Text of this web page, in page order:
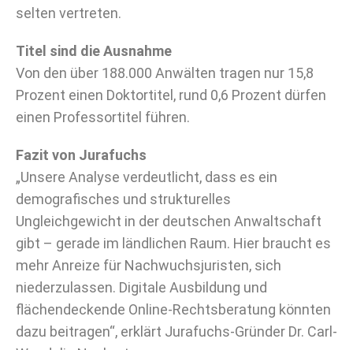
selten vertreten.
Titel sind die Ausnahme
Von den über 188.000 Anwälten tragen nur 15,8
Prozent einen Doktortitel, rund 0,6 Prozent dürfen
einen Professortitel führen.
Fazit von Jurafuchs
„Unsere Analyse verdeutlicht, dass es ein
demografisches und strukturelles
Ungleichgewicht in der deutschen Anwaltschaft
gibt – gerade im ländlichen Raum. Hier braucht es
mehr Anreize für Nachwuchsjuristen, sich
niederzulassen. Digitale Ausbildung und
flächendeckende Online-Rechtsberatung könnten
dazu beitragen“, erklärt Jurafuchs-Gründer Dr. Carl-